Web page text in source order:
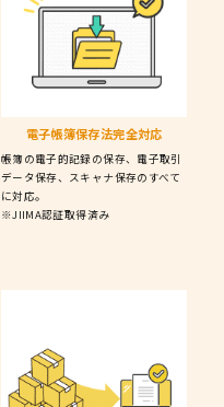
電子帳簿保存法完全対応
帳簿の電子的記録の保存、電子取引
データ保存、スキャナ保存のすべて
に対応。
※JIIMA認証取得済み